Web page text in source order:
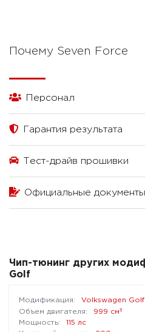
Почему Seven Force
Персонал
Гарантия результата
Тест-драйв прошивки
Официальные документы
Чип-тюнинг других
Golf
Volkswagen Golf
999 см³
115 лс